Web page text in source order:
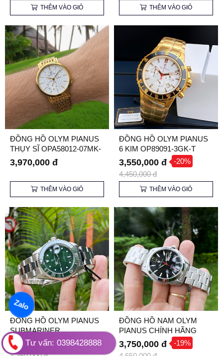
THÊM VÀO GIỎ THÊM VÀO GIỎ
ĐỒNG HỒ OLYM PIANUS
THỤY SĨ OPA58012-07MK-
T
3,970,000 đ
THÊM VÀO GIỎ
ĐỒNG HỒ OLYM PIANUS
6 KIM OP89091-3GK-T
3,550,000 đ -20%
4,450,000 đ
THÊM VÀO GIỎ
ĐỒNG HỒ OLYM PIANUS
SUBMARINER
OP899831MS-X
3,045,000 đ -30%
ĐỒNG HỒ NAM OLYM
PIANUS CHÍNH HÃNG
OP9973AMS-D
3,750,000 đ -19%
Tư vấn: 0398428888
Zalo